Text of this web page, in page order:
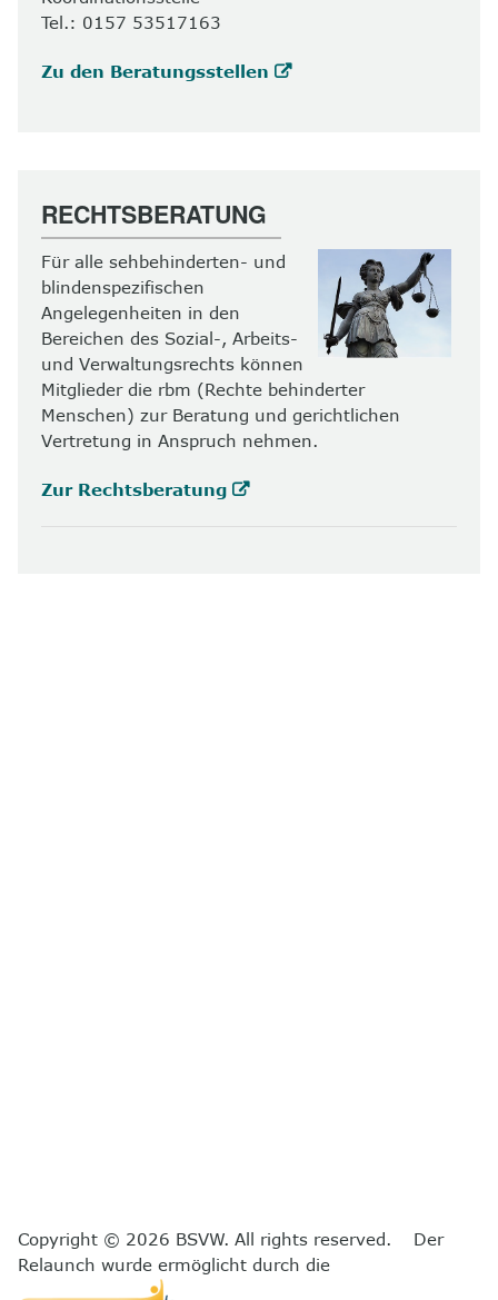
Tel.: 0157 53517163
Zu den Beratungsstellen
RECHTSBERATUNG
Für alle sehbehinderten- und
blindenspezifischen
Angelegenheiten in den
Bereichen des Sozial-, Arbeits-
und Verwaltungsrechts können
Mitglieder die rbm (Rechte behinderter
Menschen) zur Beratung und gerichtlichen
Vertretung in Anspruch nehmen.
Zur Rechtsberatung
Copyright © 2026 BSVW. All rights reserved. Der
Relaunch wurde ermöglicht durch die